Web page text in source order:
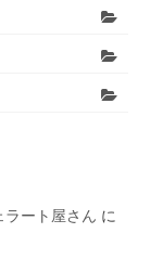
ラート屋さん に